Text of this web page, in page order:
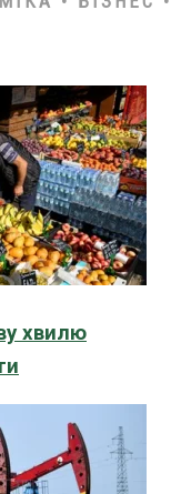
хвилю